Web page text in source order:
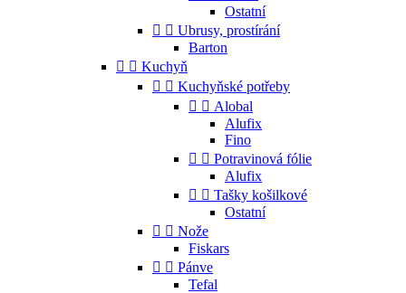
Ostatní
  Ubrusy, prostírání
Barton
  Kuchyň
  Kuchyňské potřeby
  Alobal
Alufix
Fino
  Potravinová fólie
Alufix
  Tašky košilkové
Ostatní
  Nože
Fiskars
  Pánve
Tefal